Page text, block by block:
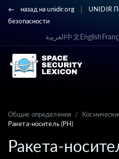
назад на unidir.org |
UNIDIR
безопасности
العربية中文English
Общие определения /
Ракета-носитель (РН)
Ракета-